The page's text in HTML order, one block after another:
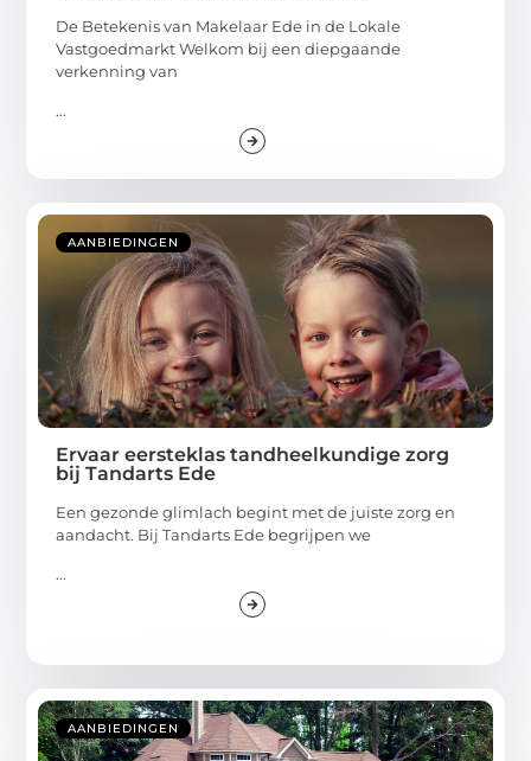
De Betekenis van Makelaar Ede in de Lokale
Vastgoedmarkt Welkom bij een diepgaande
verkenning van
...
AANBIEDINGEN
Ervaar eersteklas tandheelkundige zorg
bij Tandarts Ede
Een gezonde glimlach begint met de juiste zorg en
aandacht. Bij Tandarts Ede begrijpen we
...
AANBIEDINGEN